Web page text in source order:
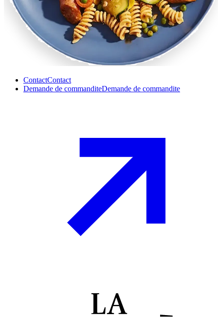
ContactContact
Demande de commanditeDemande de commandite